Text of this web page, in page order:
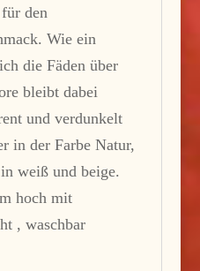
den
Wie ein
die Fäden über
bleibt dabei
und verdunkelt
in der Farbe Natur,
weiß und beige.
hoch mit
, waschbar